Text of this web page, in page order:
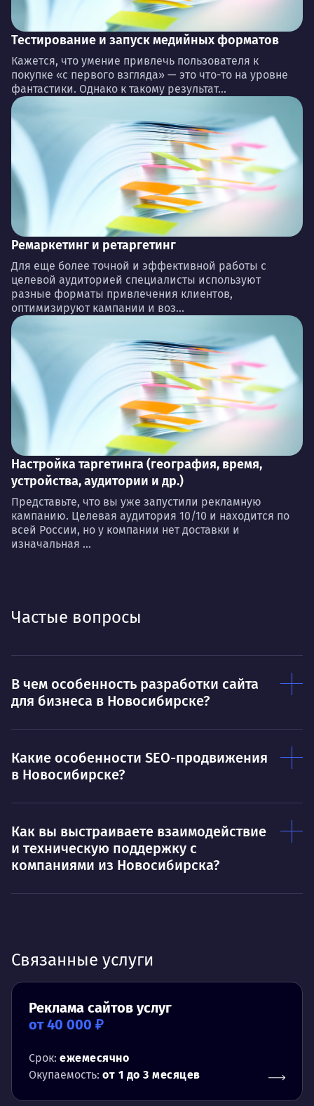
Тестирование и запуск медийных форматов
Кажется, что умение привлечь пользователя к
покупке «с первого взгляда» — это что-то на уровне
фантастики. Однако к такому результат...
Ремаркетинг и ретаргетинг
Для еще более точной и эффективной работы с
целевой аудиторией специалисты используют
разные форматы привлечения клиентов,
оптимизируют кампании и воз...
Настройка таргетинга (география, время,
устройства, аудитории и др.)
Представьте, что вы уже запустили рекламную
кампанию. Целевая аудитория 10/10 и находится по
всей России, но у компании нет доставки и
изначальная ...
Частые вопросы
В чем особенность разработки сайта
для бизнеса в Новосибирске?
Какие особенности SEO-продвижения
в Новосибирске?
Как вы выстраиваете взаимодействие
и техническую поддержку с
компаниями из Новосибирска?
Связанные услуги
Реклама сайтов услуг
от 40 000 ₽
Срок: ежемесячно
Окупаемость: от 1 до 3 месяцев